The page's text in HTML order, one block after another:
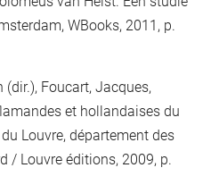
WBooks, 2011, p.
(dir.), Foucart, Jacques,
et hollandaises du
Louvre, département des
/ Louvre éditions, 2009, p.